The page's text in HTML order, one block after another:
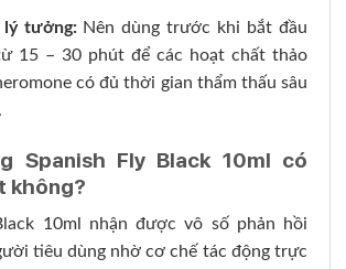
lý tưởng:Nên dùng trước khi bắt đầu
15 – 30 phút để các hoạt chất thảo
có đủ thời gian thẩm thấu sâu
Spanish Fly Black 10ml có
không?
10ml nhận được vô số phản hồi
tiêu dùng nhờ cơ chế tác động trực